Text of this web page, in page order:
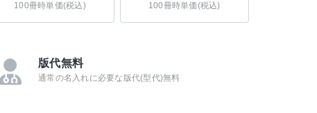
100冊時単価(税込) 100冊時単価(税込)
版代無料
通常の名入れに必要な版代(型代)無料